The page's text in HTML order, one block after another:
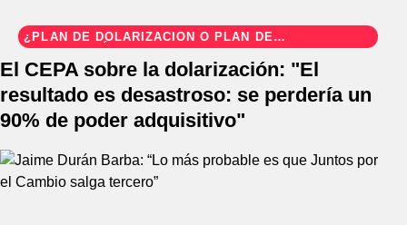
¿PLAN DE DOLARIZACIÓN O PLAN DE
DEVALUACIÓN?
El CEPA sobre la dolarización: "El
resultado es desastroso: se perdería un
90% de poder adquisitivo"